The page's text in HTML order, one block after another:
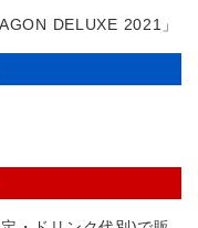
DELUXE 2021」